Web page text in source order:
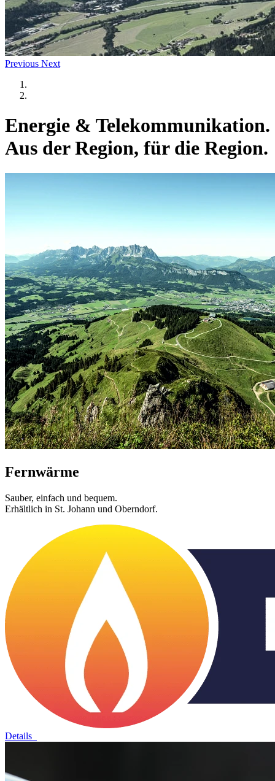
Previous Next
Energie & Telekommunikation.
Aus der Region, für die Region.
Fernwärme
Sauber, einfach und bequem.
Erhältlich in St. Johann und Oberndorf.
Details